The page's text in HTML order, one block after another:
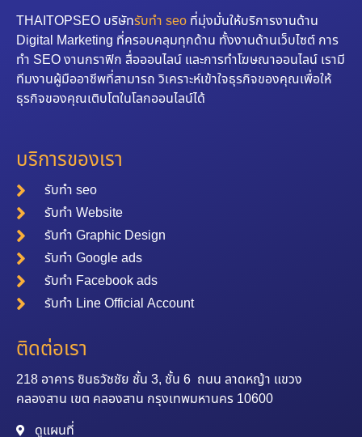
THAITOPSEO บริษัทรับทำ seo ที่มุ่งมั่นให้บริการงานด้าน
Digital Marketing ที่ครอบคลุมทุกด้าน ทั้งงานด้านเว็บไซต์ การ
ทำ SEO งานกราฟิก สื่อออนไลน์ และการทำโฆษณาออนไลน์ เรามี
ทีมงานผู้มืออาชีพที่สามารถ วิเคราะห์เข้าใจธุรกิจของคุณเพื่อให้
ธุรกิจของคุณเติบโตในโลกออนไลน์ได้
บริการของเรา
รับทำ seo
รับทำ Website
รับทำ Graphic Design
รับทำ Google ads
รับทำ Facebook ads
รับทำ Line Official Account
ติดต่อเรา
218 อาคาร ชินธวัชชัย ชั้น 3, ชั้น 6 ถนน ลาดหญ้า แขวง
คลองสาน เขต คลองสาน กรุงเทพมหานคร 10600
ดูแผนที่